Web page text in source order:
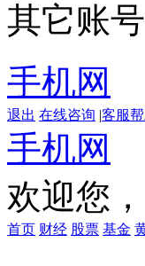
其它账
手机网
退出 在线咨询 |客服
手机网
欢迎您，
首页 财经 股票 基金